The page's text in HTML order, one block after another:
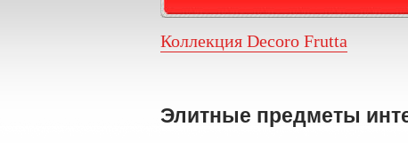
Коллекция Decoro Frutta
Элитные предметы